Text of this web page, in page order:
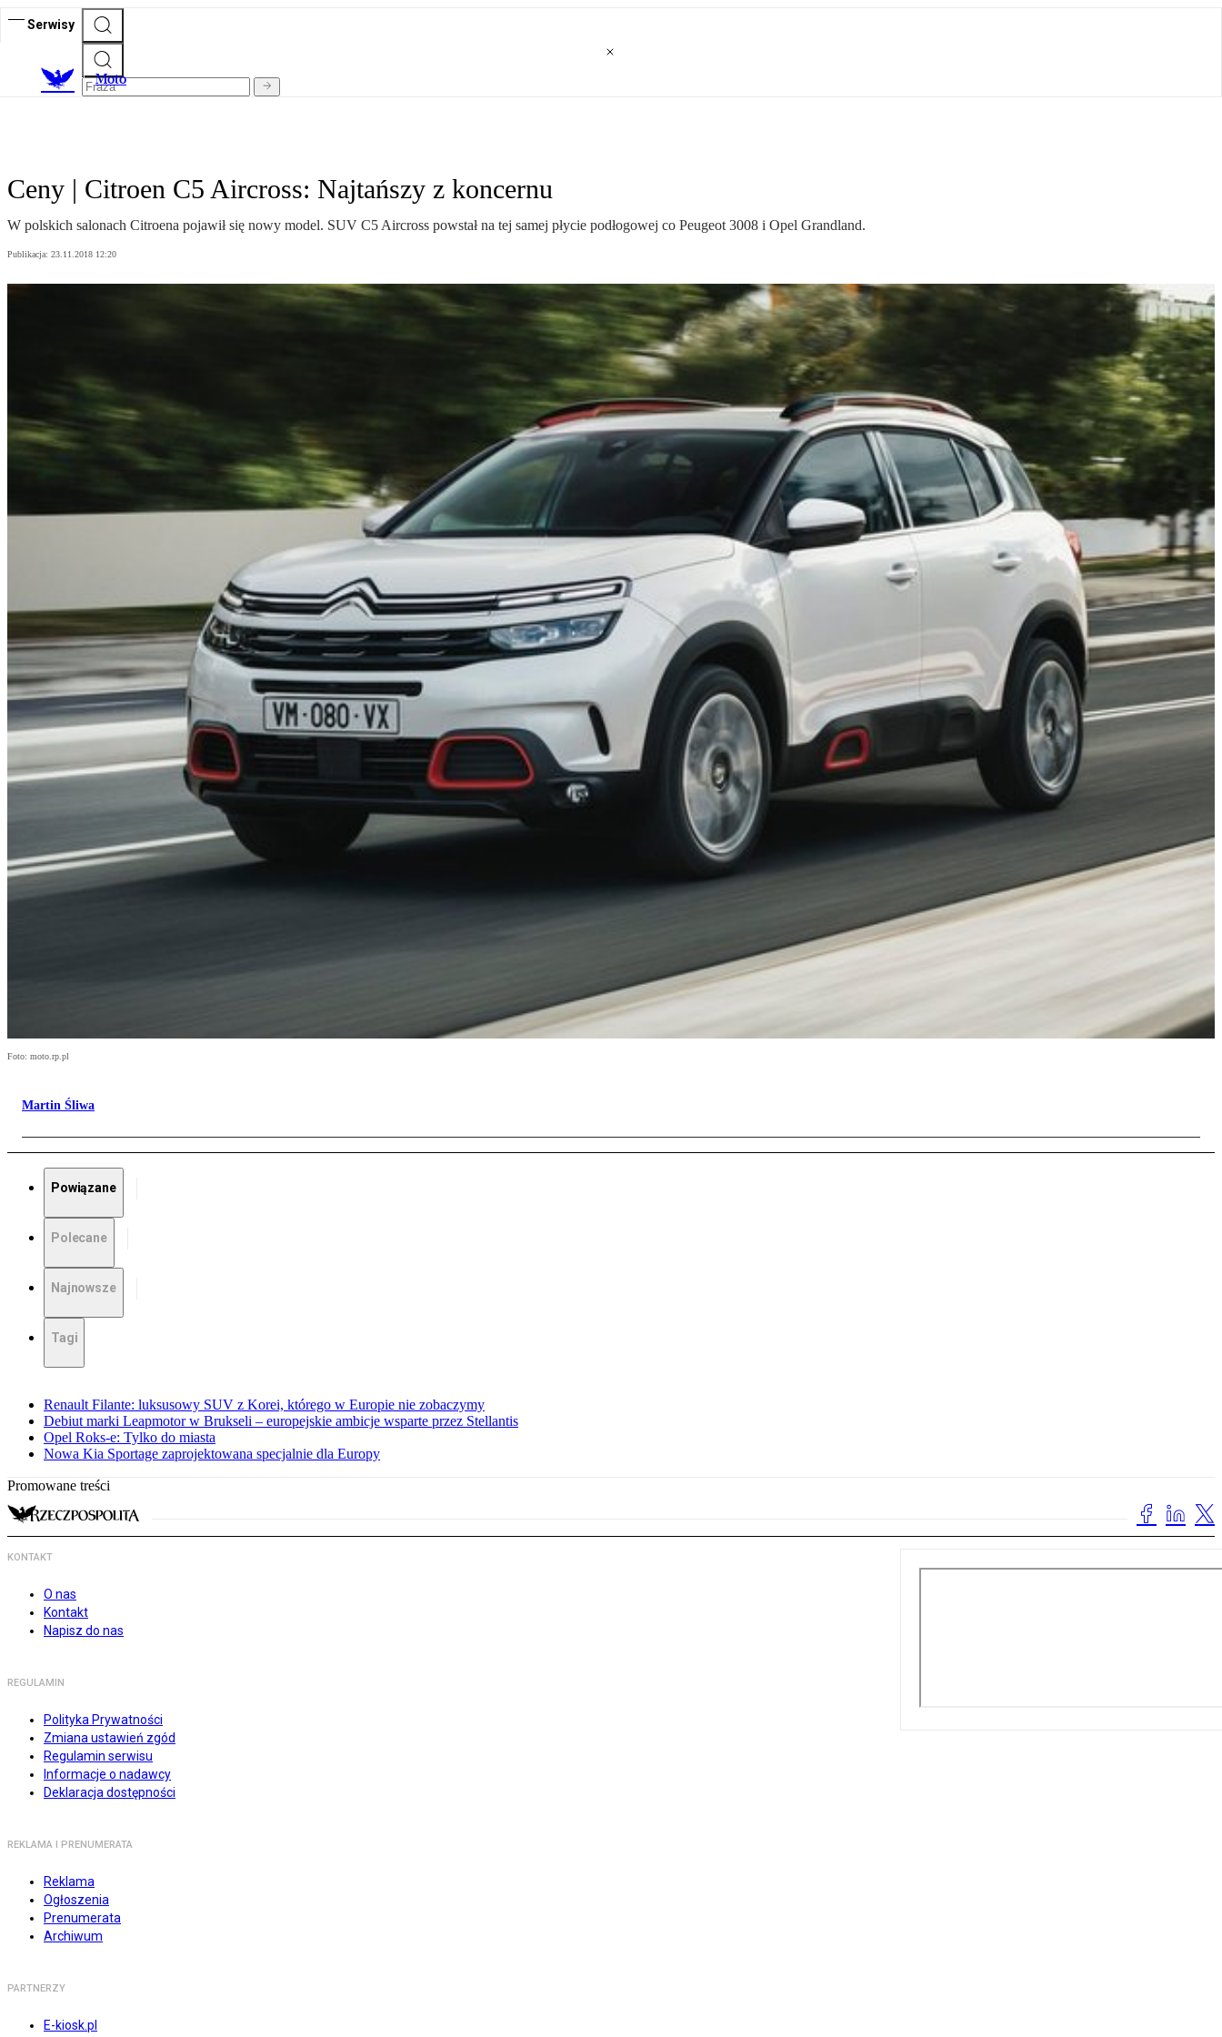
Serwisy
Moto
Ceny | Citroen C5 Aircross: Najtańszy z koncernu
W polskich salonach Citroena pojawił się nowy model. SUV C5 Aircross powstał na tej samej płycie podłogowej co Peugeot 3008 i Opel Grandland.
Publikacja: 23.11.2018 12:20
Foto: moto.rp.pl
Martin Śliwa
Powiązane
Polecane
Najnowsze
Tagi
Renault Filante: luksusowy SUV z Korei, którego w Europie nie zobaczymy
Debiut marki Leapmotor w Brukseli – europejskie ambicje wsparte przez Stellantis
Opel Roks-e: Tylko do miasta
Nowa Kia Sportage zaprojektowana specjalnie dla Europy
Promowane treści
KONTAKT
O nas
Kontakt
Napisz do nas
REGULAMIN
Polityka Prywatności
Zmiana ustawień zgód
Regulamin serwisu
Informacje o nadawcy
Deklaracja dostępności
REKLAMA I PRENUMERATA
Reklama
Ogłoszenia
Prenumerata
Archiwum
PARTNERZY
E-kiosk.pl